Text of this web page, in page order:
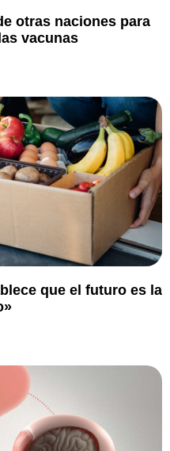
otras naciones para
vacunas
que el futuro es la